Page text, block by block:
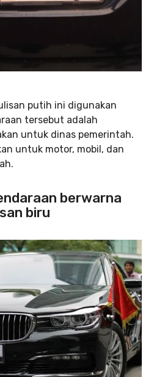
putih ini digunakan
tersebut adalah
untuk dinas pemerintah.
untuk motor, mobil, dan
berwarna
biru